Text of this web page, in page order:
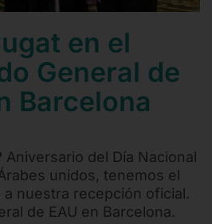
en el
General de
Barcelona
Aniversario del Día Nacional
unidos, tenemos el
nuestra recepción oficial.
de EAU en Barcelona.